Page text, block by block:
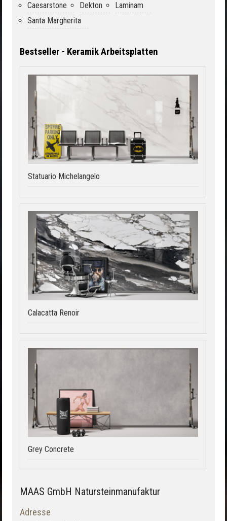
Caesarstone Dekton
Laminam
Santa Margherita
Bestseller - Keramik Arbeitsplatten
Statuario Michelangelo
Calacatta Renoir
Grey Concrete
MAAS GmbH Natursteinmanufaktur
Adresse